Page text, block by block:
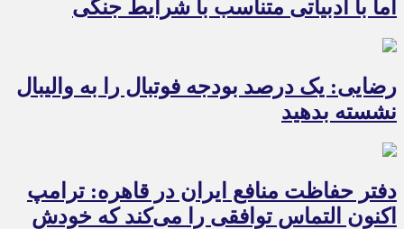
اما با ادبیاتی متناسب با شرایط جنگی
رضایی: یک درصد بودجه فوتبال را به والیبال
نشسته بدهید
دفتر حفاظت منافع ایران در قاهره: ترامپ
اکنون التماس توافقی را می‌کند که خودش